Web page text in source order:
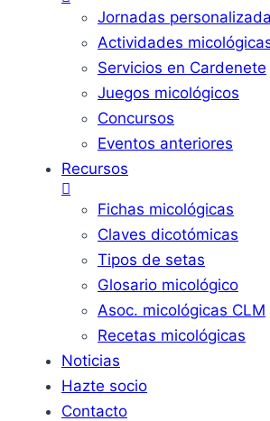
Jornadas
Actividades
Servicios en Cardenete
Juegos micológicos
Concursos
Eventos anteriores
Recursos
Fichas micológicas
Claves dicotómicas
Tipos de setas
Glosario micológico
Asoc. micológicas CLM
Recetas micológicas
Noticias
Hazte socio
Contacto